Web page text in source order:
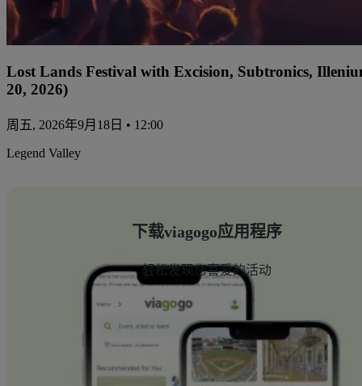
Lost Lands Festival with Excision, Subtronics,
20, 2026)
周五, 2026年9月18日 • 12:00
Legend Valley
下载viagogo应用程序
轻松发现您喜爱的活动